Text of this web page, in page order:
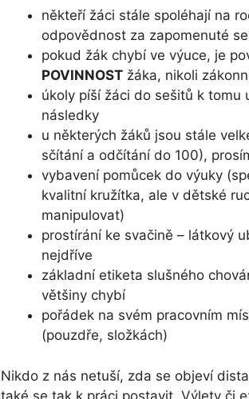
někteří žáci stále spoléhají na
odpovědnost za zapomenuté
pokud žák chybí ve výuce, je
POVINNOST žáka, nikoli
úkoly píší žáci do sešitů k tomu
následky
u některých žáků jsou stále
sčítání a odčítání do 100),
vybavení pomůcek do výuky
kvalitní kružítka, ale v dětské
manipulovat)
prostírání ke svačině – látkový
nejdříve
základní etiketa slušného
většiny chybí
pořádek na svém pracovním
(pouzdře, složkách)
Nikdo z nás netuší, zda se objeví
také se tak k práci postavit. Výlety či